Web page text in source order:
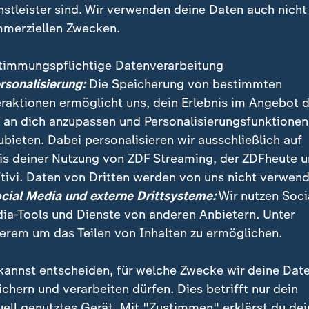
wirft den Konfliktparteien beim Kampf um die
Verbrechen an der Bevölkerung vor. Die
Schutzschilde“ missbraucht.
sind. Wir verwenden deine Daten auch nicht
Zwecken.
Datenverarbeitung
Die Speicherung von bestimmten
ermöglicht uns, dein Erlebnis im Angebot
an dich anzupassen und Personalisierungsfunktionen
Dabei personalisieren wir ausschließlich auf
deiner Nutzung von ZDF Streaming, der ZDFheute
Daten von Dritten werden von uns nicht
Media und externe Drittsysteme:Wir nutzen
Tools und Dienste von anderen Anbietern. Unter
um das Teilen von Inhalten zu ermöglichen.
entscheiden, für welche Zwecke wir deine
und verarbeiten dürfen. Dies betrifft nur dein